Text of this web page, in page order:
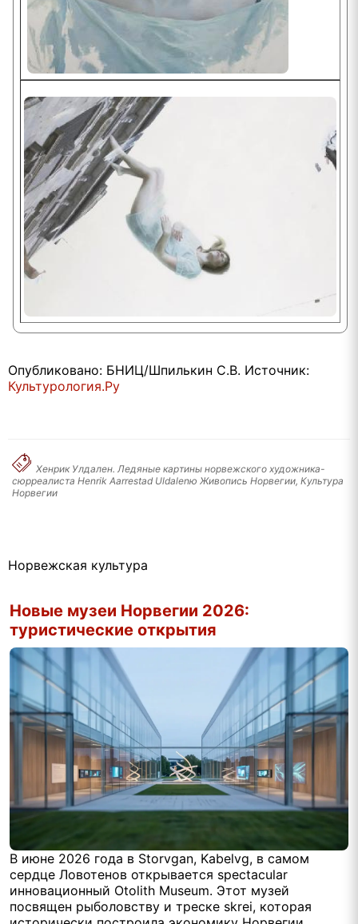
Опубликовано: БНИЦ/Шпилькин С.В. Источник:
Культурология.Ру
Хенрик Улдален. Ледяные картины норвежского художника-
сюрреалиста Henrik Aarrestad Uldalenю Живопись Норвегии, Культура
Норвегии
Норвежская культура
Новые музеи Норвегии 2026:
туристические открытия
В июне 2026 года в Storvgan, Kabelvg, в самом
сердце Ловотенов открывается spectacular
инновационный Otolith Museum. Этот музей
посвящен рыболовству и треске skrei, которая